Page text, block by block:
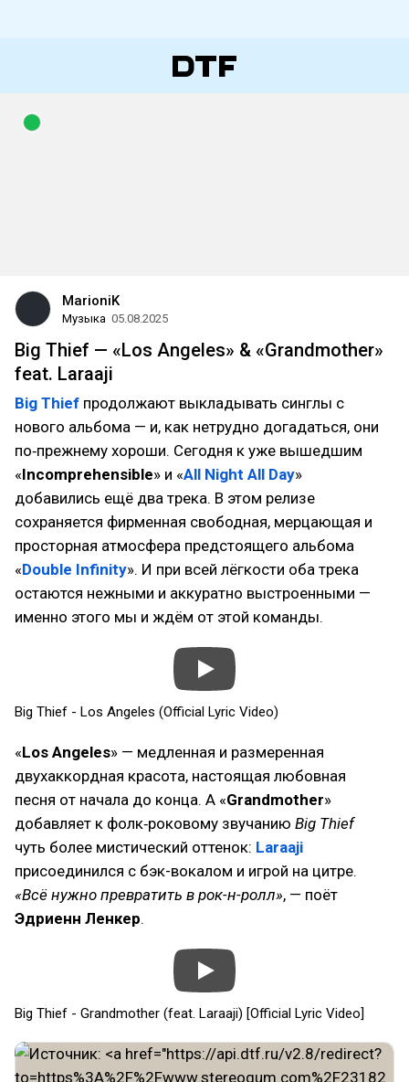
MarioniK
Музыка 05.08.2025
Big Thief — «Los Angeles» & «Grandmother»
feat. Laraaji
Big Thief продолжают выкладывать синглы с
нового альбома — и, как нетрудно догадаться, они
по‑прежнему хороши. Сегодня к уже вышедшим
«Incomprehensible» и «All Night All Day»
добавились ещё два трека. В этом релизе
сохраняется фирменная свободная, мерцающая и
просторная атмосфера предстоящего альбома
«Double Infinity». И при всей лёгкости оба трека
остаются нежными и аккуратно выстроенными —
именно этого мы и ждём от этой команды.
Big Thief - Los Angeles (Official Lyric Video)
«Los Angeles» — медленная и размеренная
двухаккордная красота, настоящая любовная
песня от начала до конца. А «Grandmother»
добавляет к фолк‑роковому звучанию Big Thief
чуть более мистический оттенок: Laraaji
присоединился с бэк-вокалом и игрой на цитре.
«Всё нужно превратить в рок-н-ролл», — поёт
Эдриенн Ленкер.
Big Thief - Grandmother (feat. Laraaji) [Official Lyric Video]